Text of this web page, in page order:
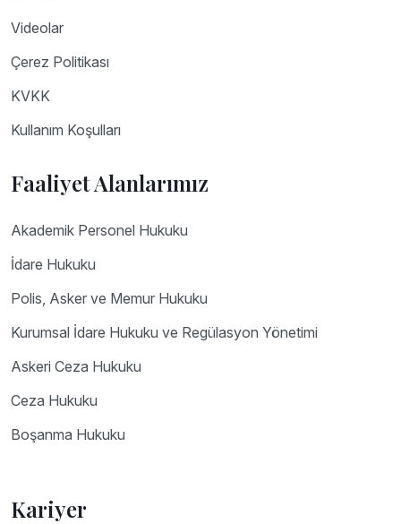
Videolar
Çerez Politikası
KVKK
Kullanım Koşulları
Faaliyet Alanlarımız
Akademik Personel Hukuku
İdare Hukuku
Polis, Asker ve Memur Hukuku
Kurumsal İdare Hukuku ve Regülasyon Yönetimi
Askeri Ceza Hukuku
Ceza Hukuku
Boşanma Hukuku
Kariyer